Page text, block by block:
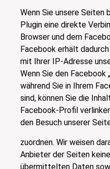
Wenn Sie unsere Seiten
Plugin eine direkte
Browser und dem
Facebook erhält
mit Ihrer IP-Adresse
Wenn Sie den Facebook
während Sie in Ihrem
sind, können Sie die
Facebook-Profil
den Besuch unserer
zuordnen. Wir weisen
Anbieter der Seiten
übermittelten Daten